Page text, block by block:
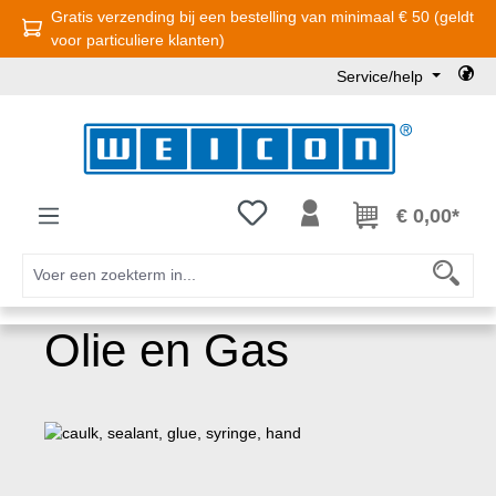
Ga naar de hoofdinhoud
Gratis verzending bij een bestelling van minimaal € 50 (geldt
voor particuliere klanten)
Service/help
Je hebt 0 items op je€ 0,00*
Olie en Gas